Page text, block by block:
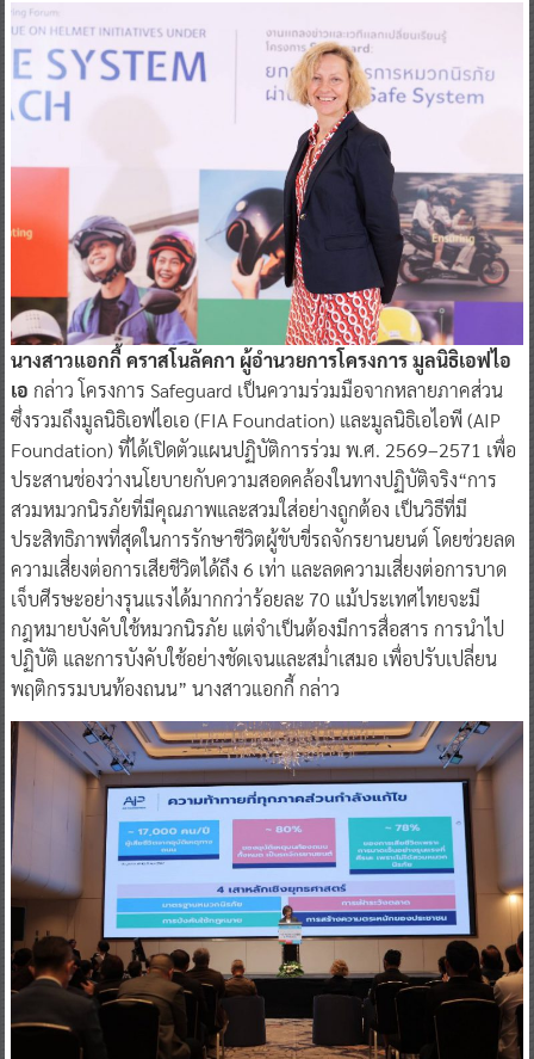
นางสาวแอกกี้ คราสโนลัคกา ผู้อำนวยการโครงการ มูลนิธิเอฟไอ
เอ กล่าว โครงการ Safeguard เป็นความร่วมมือจากหลายภาคส่วน
ซึ่งรวมถึงมูลนิธิเอฟไอเอ (FIA Foundation) และมูลนิธิเอไอพี (AIP
Foundation) ที่ได้เปิดตัวแผนปฏิบัติการร่วม พ.ศ. 2569–2571 เพื่อ
ประสานช่องว่างนโยบายกับความสอดคล้องในทางปฏิบัติจริง“การ
สวมหมวกนิรภัยที่มีคุณภาพและสวมใส่อย่างถูกต้อง เป็นวิธีที่มี
ประสิทธิภาพที่สุดในการรักษาชีวิตผู้ขับขี่รถจักรยานยนต์ โดยช่วยลด
ความเสี่ยงต่อการเสียชีวิตได้ถึง 6 เท่า และลดความเสี่ยงต่อการบาด
เจ็บศีรษะอย่างรุนแรงได้มากกว่าร้อยละ 70 แม้ประเทศไทยจะมี
กฎหมายบังคับใช้หมวกนิรภัย แต่จำเป็นต้องมีการสื่อสาร การนำไป
ปฏิบัติ และการบังคับใช้อย่างชัดเจนและสม่ำเสมอ เพื่อปรับเปลี่ยน
พฤติกรรมบนท้องถนน” นางสาวแอกกี้ กล่าว